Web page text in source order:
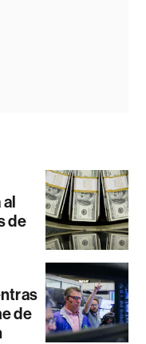
al
de
de